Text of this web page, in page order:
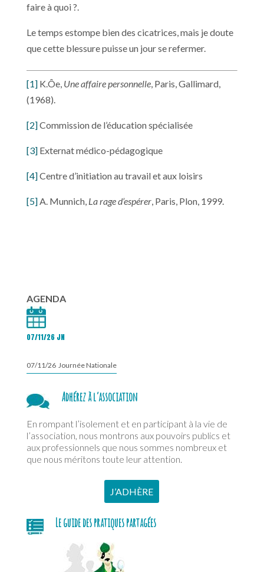
faire à quoi ?.
Le temps estompe bien des cicatrices, mais je doute
que cette blessure puisse un jour se refermer.
[1]K.Ôe, Une affaire personnelle, Paris, Gallimard,
(1968).
[2]Commission de l’éducation spécialisée
[3]Externat médico-pédagogique
[4]Centre d’initiation au travail et aux loisirs
[5]A. Munnich, La rage d’espérer, Paris, Plon, 1999.
AGENDA
07/11/26 JN
07/11/26 Journée Nationale
Adhérez à l’association
En rompant l’isolement et en participant à la vie de
l’association, nous montrons aux pouvoirs publics et
aux professionnels que nous sommes nombreux et
que nous méritons toute leur attention.
J’ADHÈRE
Le guide des pratiques partagées